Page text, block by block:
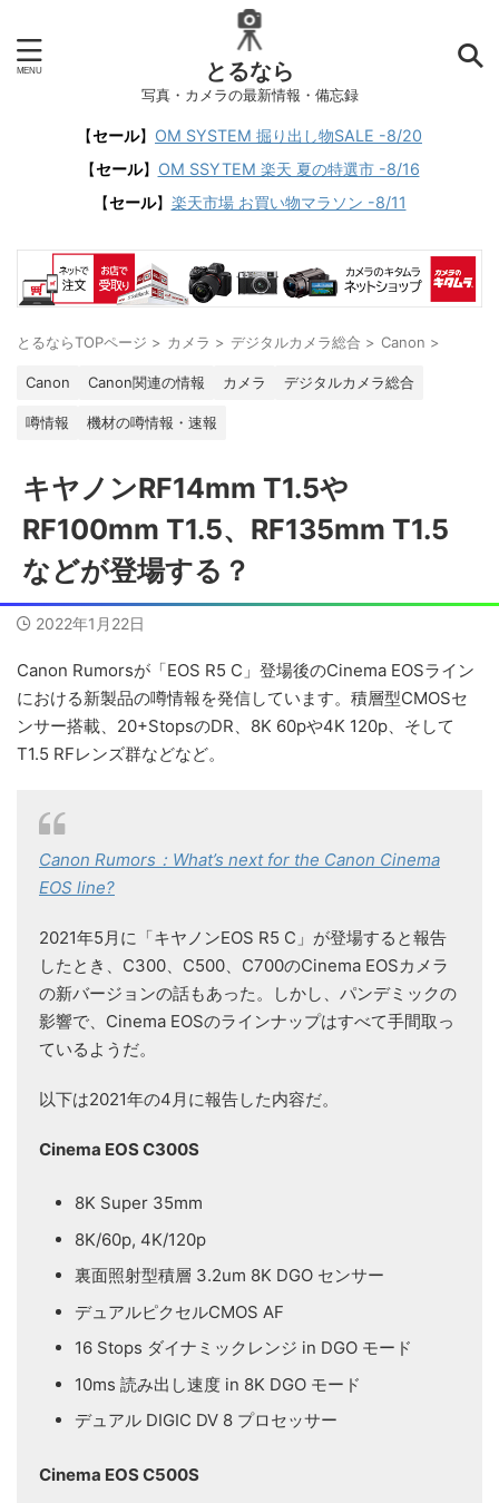
とるなら
写真・カメラの最新情報・備忘録
【セール】 OM SYSTEM 掘り出し物SALE -8/20
【セール】 OM SSYTEM 楽天 夏の特選市 -8/16
【セール】 楽天市場 お買い物マラソン -8/11
とるならTOPページ > カメラ > デジタルカメラ総合 > Canon >
Canon Canon関連の情報 カメラ デジタルカメラ総合
噂情報 機材の噂情報・速報
キヤノンRF14mm T1.5や
RF100mm T1.5、RF135mm T1.5
などが登場する？
2022年1月22日
Canon Rumorsが「EOS R5 C」登場後のCinema EOSライン
における新製品の噂情報を発信しています。積層型CMOSセ
ンサー搭載、20+StopsのDR、8K 60pや4K 120p、そして
T1.5 RFレンズ群などなど。
Canon Rumors：What’s next for the Canon Cinema
EOS line?
2021年5月に「キヤノンEOS R5 C」が登場すると報告
したとき、C300、C500、C700のCinema EOSカメラ
の新バージョンの話もあった。しかし、パンデミックの
影響で、Cinema EOSのラインナップはすべて手間取っ
ているようだ。
以下は2021年の4月に報告した内容だ。
Cinema EOS C300S
8K Super 35mm
8K/60p, 4K/120p
裏面照射型積層 3.2um 8K DGO センサー
デュアルピクセルCMOS AF
16 Stops ダイナミックレンジ in DGO モード
10ms 読み出し速度 in 8K DGO モード
デュアル DIGIC DV 8 プロセッサー
Cinema EOS C500S